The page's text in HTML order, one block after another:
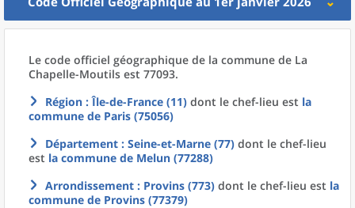
Le code officiel géographique de la commune de La
Chapelle-Moutils est 77093.
Région : Île-de-France (11) dont le chef-lieu est la
commune de Paris (75056)
Département : Seine-et-Marne (77) dont le chef-lieu
est la commune de Melun (77288)
Arrondissement : Provins (773) dont le chef-lieu est la
commune de Provins (77379)